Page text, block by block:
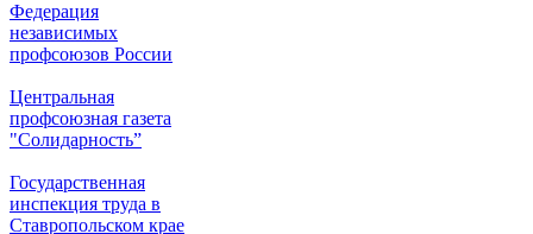
Федерация
независимых
профсоюзов России
Центральная
профсоюзная газета
"Солидарность”
Государственная
инспекция труда в
Ставропольском крае